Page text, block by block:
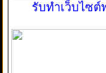
รับทำเว็บไซต์